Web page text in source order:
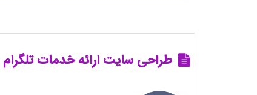
سئو خارجی و ساخت بک لینک
طراحی سایت ارائه خدمات تلگرام